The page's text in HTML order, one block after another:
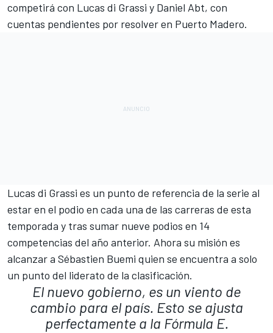
competirá con Lucas di Grassi y Daniel Abt, con
cuentas pendientes por resolver en Puerto Madero.
Lucas di Grassi es un punto de referencia de la serie al
estar en el podio en cada una de las carreras de esta
temporada y tras sumar nueve podios en 14
competencias del año anterior. Ahora su misión es
alcanzar a Sébastien Buemi quien se encuentra a solo
un punto del liderato de la clasificación.
El nuevo gobierno, es un viento de
cambio para el país. Esto se ajusta
perfectamente a la Fórmula E.